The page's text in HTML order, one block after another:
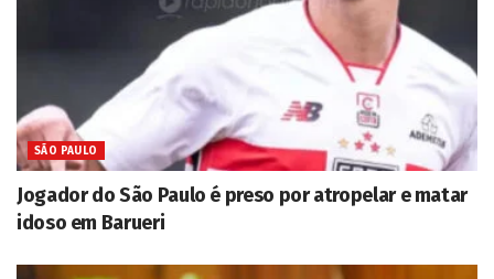
SÃO PAULO
Jogador do São Paulo é preso por atropelar e matar
idoso em Barueri